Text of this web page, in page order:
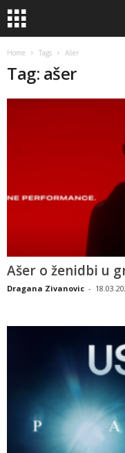
Home Tags Ašer
Tag: ašer
Ašer o ženidbi u
Dragana Zivanovic -